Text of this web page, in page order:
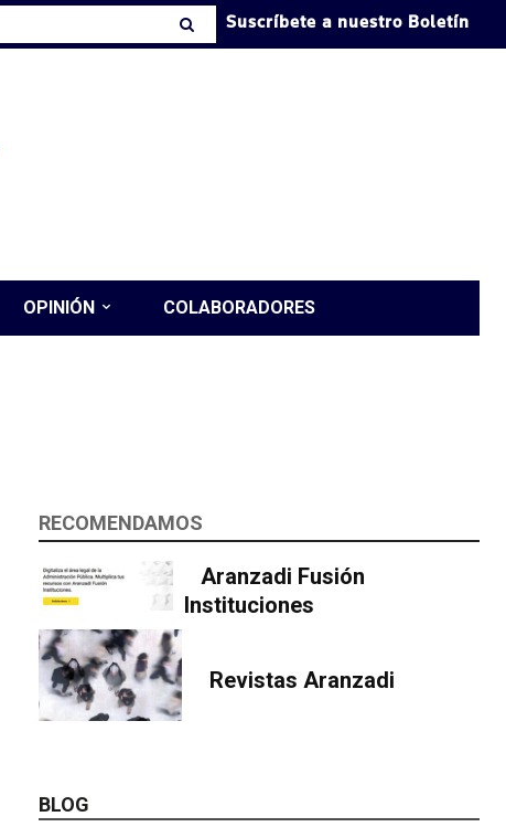
Suscríbete a nuestro Boletín
OPINIÓN COLABORADORES
RECOMENDAMOS
Aranzadi Fusión
Instituciones
Revistas Aranzadi
BLOG